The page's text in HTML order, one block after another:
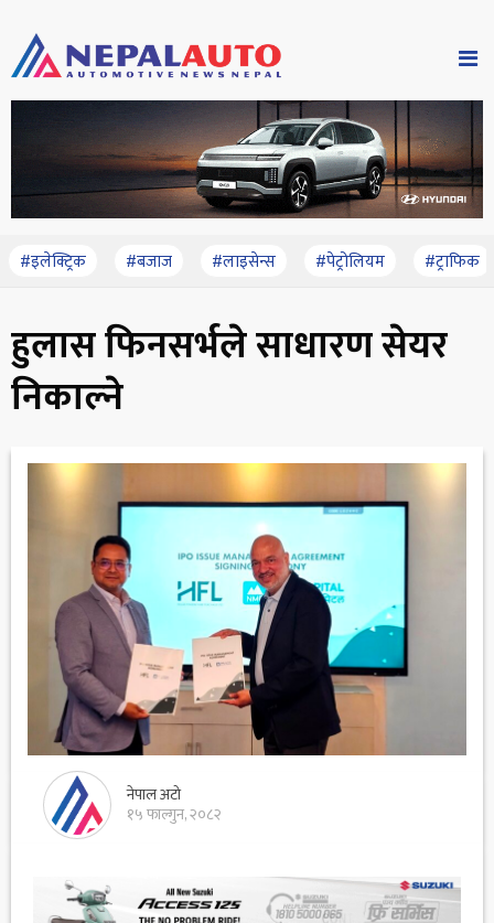
#इलेक्ट्रिक #बजाज #लाइसेन्स #पेट्रोलियम #ट्राफिक
हुलास फिनसर्भले साधारण सेयर
निकाल्ने
नेपाल अटो
१५ फाल्गुन, २०८२